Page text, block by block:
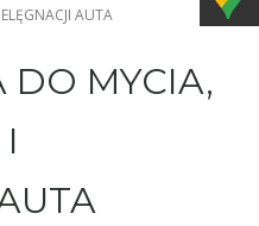
AUTA
DO MYCIA,